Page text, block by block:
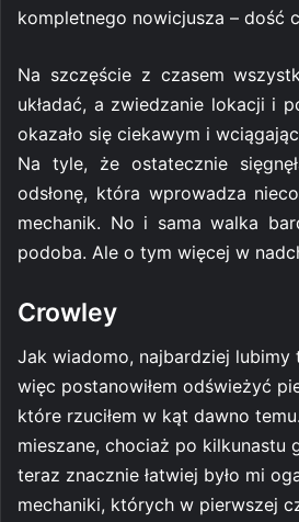
kompletnego nowicjusza – dość
Na szczęście z czasem
układać, a zwiedzanie lokacji i
okazało się ciekawym i
Na tyle, że ostatecznie
odsłonę, która wprowadza
mechanik. No i sama walka
podoba. Ale o tym więcej w
Crowley
Jak wiadomo, najbardziej lubimy
więc postanowiłem odświeżyć
które rzuciłem w kąt dawno
mieszane, chociaż po kilkunastu
teraz znacznie łatwiej było mi
mechaniki, których w pierwszej